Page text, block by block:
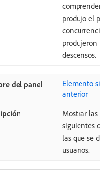
produjo el
produjeron
descensos.
Elemento
anterior
Mostrar las
siguientes
las que se
usuarios.